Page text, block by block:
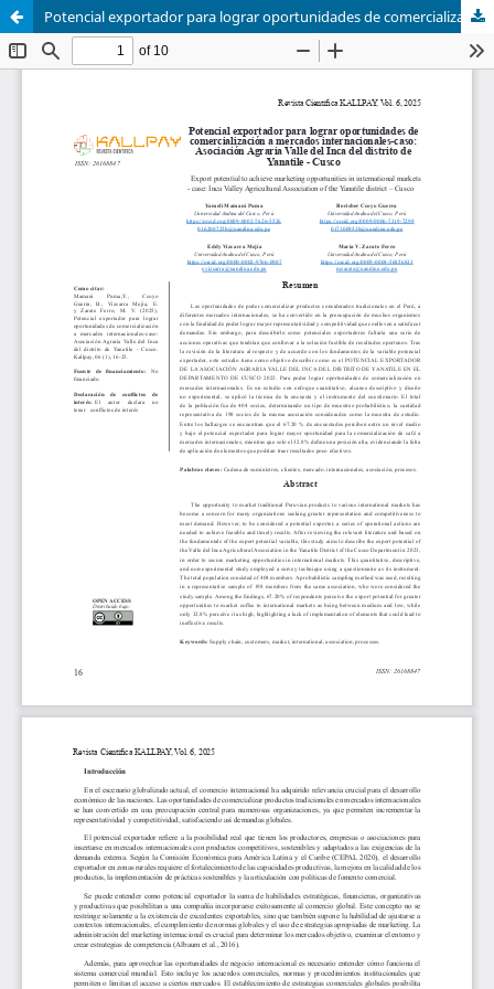
Potencial exportador para lograr oportunidades de comercialización a mercados internacionales-caso: Asociación Agraria Valle del Inca del distrito de Yanatile - Cusco